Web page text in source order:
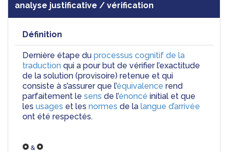
analyse justificative / vérification
Définition
Dernière étape du processus cognitif de la
traduction qui a pour but de vérifier l’exactitude
de la solution (provisoire) retenue et qui
consiste à s’assurer que l’équivalence rend
parfaitement le sens de l’énoncé initial et que
les usages et les normes de la langue d’arrivée
ont été respectés.
&